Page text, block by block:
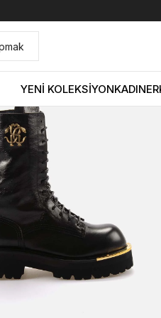
YENİ KOLEKSİYONKADIN
BOT&ÇİZME Günlük Bot Roberto